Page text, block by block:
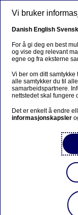
Hjem Bærekraft
Ekskludering
Å ekskludere et
siste utvei.
imidlertid ikke i
kjemiske våpen,
I februar 2017
retningslinjene
skulle omfatte
produksjon av
involvert i service
Vi bruker
Danish English
For å gi deg en best
og vise deg relevant
egne og fra eksterne
Vi ber om ditt
alle samtykker du til
samarbeidspartnere.
nettstedet skal fungere
Det er enkelt å endre
informasjonskapsler